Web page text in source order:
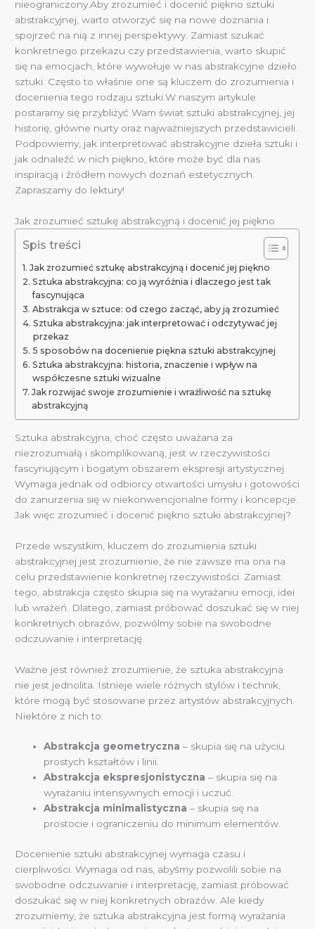
nieograniczony.Aby zrozumieć i docenić piękno sztuki
abstrakcyjnej, warto otworzyć się na nowe doznania i
spojrzeć na nią z innej perspektywy. Zamiast szukać
konkretnego przekazu czy przedstawienia, warto skupić
się na emocjach, które wywołuje w nas abstrakcyjne dzieło
sztuki. Często to właśnie one są kluczem do zrozumienia i
docenienia tego rodzaju sztuki.W naszym artykule
postaramy się przybliżyć Wam świat sztuki abstrakcyjnej, jej
historię, główne nurty oraz najważniejszych przedstawicieli.
Podpowiemy, jak interpretować abstrakcyjne dzieła sztuki i
jak odnaleźć w nich piękno, które może być dla nas
inspiracją i źródłem nowych doznań estetycznych.
Zapraszamy do lektury!
Jak zrozumieć sztukę abstrakcyjną i docenić jej piękno
Spis treści
Jak zrozumieć sztukę abstrakcyjną i docenić jej piękno
Sztuka abstrakcyjna: co ją wyróżnia i dlaczego jest tak
fascynująca
Abstrakcja w sztuce: od czego zacząć, aby ją zrozumieć
Sztuka abstrakcyjna: jak interpretować i odczytywać jej
przekaz
5 sposobów na docenienie piękna sztuki abstrakcyjnej
Sztuka abstrakcyjna: historia, znaczenie i wpływ na
współczesne sztuki wizualne
Jak rozwijać swoje zrozumienie i wrażliwość na sztukę
abstrakcyjną
Sztuka abstrakcyjna, choć często uważana za
niezrozumiałą i skomplikowaną, jest w rzeczywistości
fascynującym i bogatym obszarem ekspresji artystycznej.
Wymaga jednak od odbiorcy otwartości umysłu i gotowości
do zanurzenia się w niekonwencjonalne formy i koncepcje.
Jak więc zrozumieć i docenić piękno sztuki abstrakcyjnej?
Przede wszystkim, kluczem do zrozumienia sztuki
abstrakcyjnej jest zrozumienie, że nie zawsze ma ona na
celu przedstawienie konkretnej rzeczywistości. Zamiast
tego, abstrakcja często skupia się na wyrażaniu emocji, idei
lub wrażeń. Dlatego, zamiast próbować doszukać się w niej
konkretnych obrazów, pozwólmy sobie na swobodne
odczuwanie i interpretację.
Ważne jest również zrozumienie, że sztuka abstrakcyjna
nie jest jednolita. Istnieje wiele różnych stylów i technik,
które mogą być stosowane przez artystów abstrakcyjnych.
Niektóre z nich to:
Abstrakcja geometryczna – skupia się na użyciu
prostych kształtów i linii.
Abstrakcja ekspresjonistyczna – skupia się na
wyrażaniu intensywnych emocji i uczuć.
Abstrakcja minimalistyczna – skupia się na
prostocie i ograniczeniu do minimum elementów.
Docenienie sztuki abstrakcyjnej wymaga czasu i
cierpliwości. Wymaga od nas, abyśmy pozwolili sobie na
swobodne odczuwanie i interpretację, zamiast próbować
doszukać się w niej konkretnych obrazów. Ale kiedy
zrozumiemy, że sztuka abstrakcyjna jest formą wyrażania